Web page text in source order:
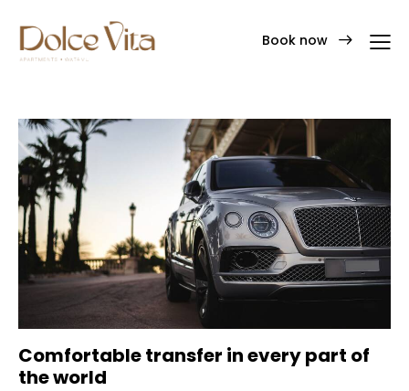
Book now
Comfortable transfer in every part of
the world